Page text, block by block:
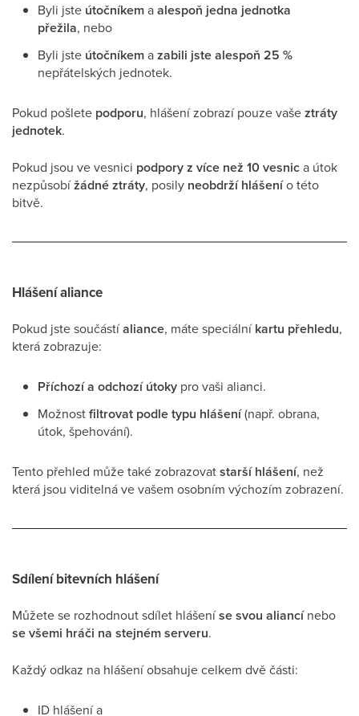
Byli jste útočníkemaalespoň jedna jednotka
přežila, nebo
Byli jste útočníkemazabili jste alespoň 25 %
nepřátelských jednotek.
Pokud pošlete podporu, hlášení zobrazí pouze vašeztráty
jednotek.
Pokud jsou ve vesnici podpory z více než 10 vesnica útok
nezpůsobížádné ztráty, posily neobdrží hlášenío této
bitvě.
Hlášení aliance
Pokud jste součástíaliance, máte speciálníkartu přehledu,
která zobrazuje:
Příchozí a odchozí útoky pro vaši alianci.
Možnostfiltrovat podle typu hlášení(např. obrana,
útok, špehování).
Tento přehled může také zobrazovatstarší hlášení, než
která jsou viditelná ve vašem osobním výchozím zobrazení.
Sdílení bitevních hlášení
Můžete se rozhodnout sdílet hlášeníse svou aliancínebo
se všemi hráči na stejném serveru.
Každý odkaz na hlášení obsahuje celkem dvě části:
ID hlášení a